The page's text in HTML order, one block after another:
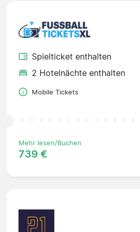
Spielticket enthalten
2 Hotelnächte enthalten
Mobile Tickets
Mehr lesen/Buchen
739 €